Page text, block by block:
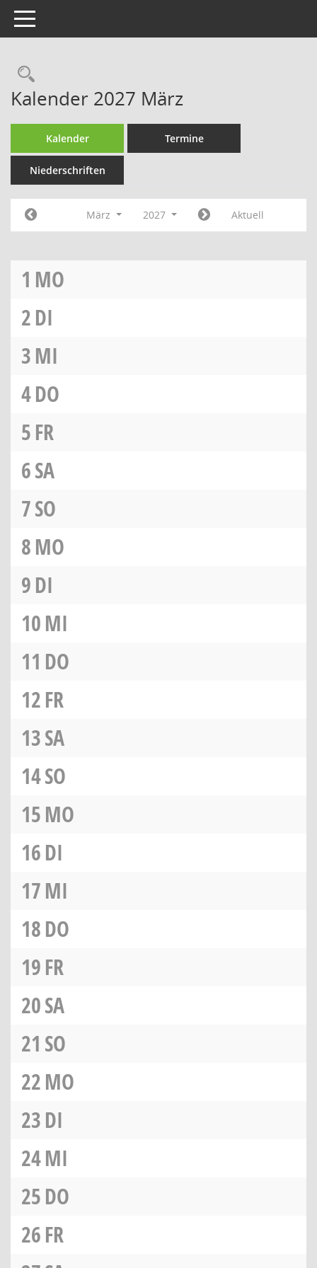
Toggle navigation
Rechercheauswahl
Kalender 2027 März
Kalender Termine
Niederschriften
März 2027 Aktuell
1 MO
2DI
3MI
4DO
5FR
6SA
7SO
8MO
9DI
10MI
11 DO
12FR
13SA
14SO
15MO
16DI
17MI
18DO
19FR
20SA
21 SO
22MO
23DI
24MI
25DO
26FR